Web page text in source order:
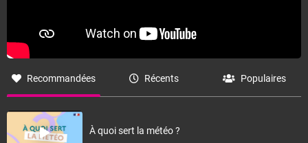
Recommandées Récents Populaires
À quoi sert la météo ?